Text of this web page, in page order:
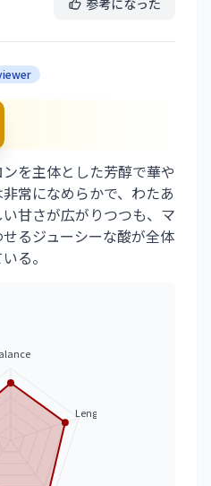
参考になった
を主体とした芳醇で華や
常になめらかで、わたあ
甘さが広がりつつも、マ
るジューシーな酸が全体
る。
Length